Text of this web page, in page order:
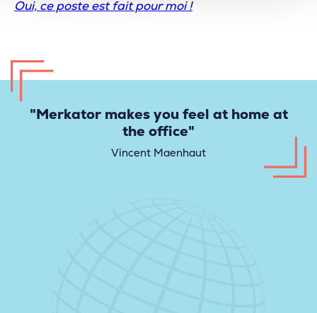
Oui, ce poste est fait pour moi !
"Merkator makes you feel at home at
the office"
Vincent Maenhaut